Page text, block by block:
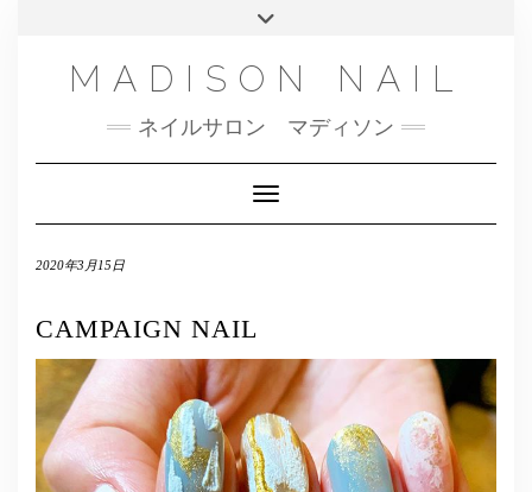
NAILBOOK(ご予約はこちら）
FACEBOOK
メール
MADISON NAIL
ネイルサロン マディソン
Toggle Navigation
2020年3月15日
CAMPAIGN NAIL